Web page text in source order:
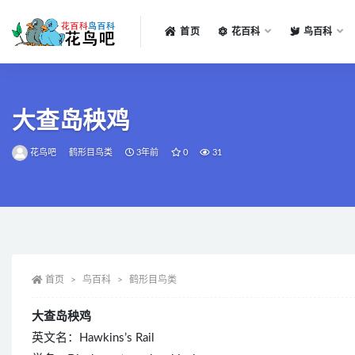
首页 花百科 鸟百科
大查岛秧鸡
花鸟吧 鹤形目鸟类 3年前 0 31
首页 鸟百科 鹤形目鸟类
大查岛秧鸡
英文名：Hawkins’s Rail